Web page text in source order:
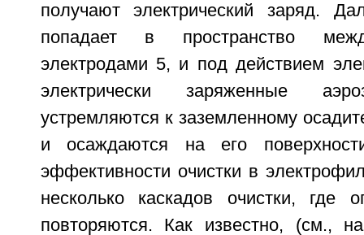
получают электрический заряд.
попадает в пространство
электродами 5, и под действием
электрически заряженные
устремляются к заземленному
и осаждаются на его
эффективности очистки в
несколько каскадов очистки, где
повторяются. Как известно, (см.,